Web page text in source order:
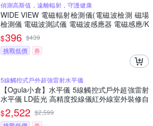
偵測高斯值，遠離輻射，守護健康
WIDE VIEW 電磁輻射檢測儀(電磁波檢測 磁場
檢測儀 電磁波測試儀 電磁波感應器 電磁感應/K
2)
$396 $439
挑戰低價
券
5線觸控式戶外超強雷射水平儀
【Ogula小倉】水平儀 5線觸控式戶外超強雷射
水平儀 LD藍光 高精度投線儀紅外線室外裝修自
動打斜線（保固兩年 售後無憂）
$2,522 $2,599